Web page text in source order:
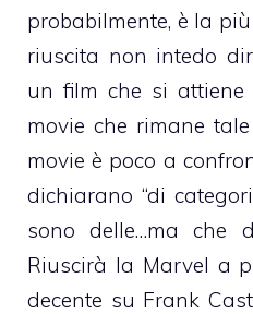
probabilmente, è la
riuscita non intedo
un film che si attiene
movie che rimane
movie è poco a
dichiarano “di
sono delle…ma che
Riuscirà la Marvel a
decente su Frank